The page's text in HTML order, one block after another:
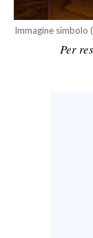
BANDI
SPORT IN
Immagine simbolo
Per